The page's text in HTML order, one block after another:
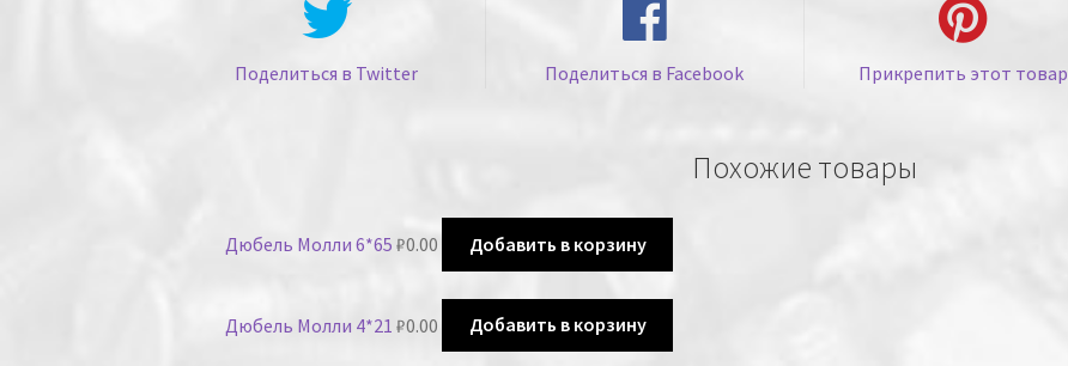
Поделиться в Twitter Поделиться в Facebook Прикрепить этот товар
Похожие товары
Дюбель Молли 6*65 ₽0.00 Добавить в корзину
Дюбель Молли 4*21 ₽0.00 Добавить в корзину